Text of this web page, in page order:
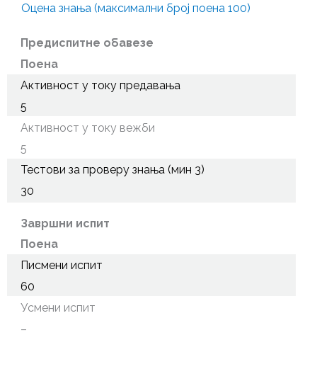
Оцена знања (максимални број поена 100)
Предиспитне обавезе
Поена
Активност у току предавања
5
Активност у току вежби
5
Тестови за проверу знања (мин 3)
30
Завршни испит
Поена
Писмени испит
60
Усмени испит
–